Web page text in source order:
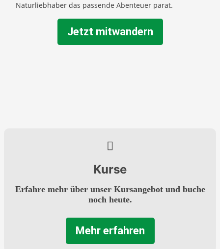
Naturliebhaber das passende Abenteuer parat.
Jetzt mitwandern
Kurse
Erfahre mehr über unser Kursangebot und buche
noch heute.
Mehr erfahren